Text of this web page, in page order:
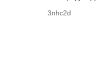
3nhc2d